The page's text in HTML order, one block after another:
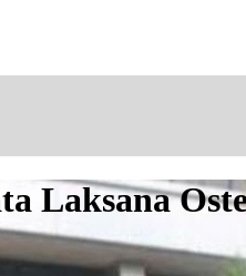
Laksana